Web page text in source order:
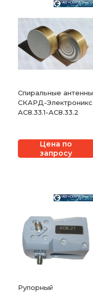
Спиральные антенны
СКАРД-Электроникс
АС8.33.1-АС8.33.2
Цена по
запросу
Рупорный